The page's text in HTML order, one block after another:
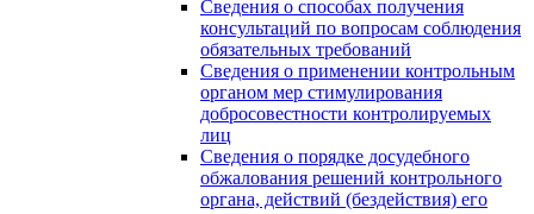
Сведения о способах получения
консультаций по вопросам соблюдения
обязательных требований
Сведения о применении контрольным
органом мер стимулирования
добросовестности контролируемых
лиц
Сведения о порядке досудебного
обжалования решений контрольного
органа, действий (бездействия) его